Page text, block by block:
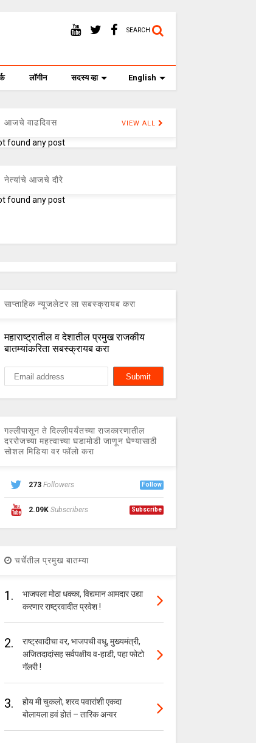
SEARCH
लॉगीन सदस्य व्हा English
आजचे वाढदिवस VIEW ALL
found any post
नेत्यांचे आजचे दौरे
found any post
साप्ताहिक न्यूजलेटर ला सबस्क्रायब करा
महाराष्ट्रातील व देशातील प्रमुख राजकीय
बातम्यांकरिता सबस्क्रायब करा
गल्लीपासून ते दिल्लीपर्यंतच्या राजकारणातील
दररोजच्या महत्वाच्या घडामोडी जाणून घेण्यासाठी
सोशल मिडिया वर फॉलो करा
273 Followers Follow
2.09K Subscribers Subscribe
चर्चेतील प्रमुख बातम्या
1.
भाजपला मोठा धक्का, विद्यमान आमदार उद्या
करणार राष्ट्रवादीत प्रवेश !
2.
राष्ट्रवादीचा वर, भाजपची वधू, मुख्यमंत्री,
अजितदादांसह सर्वपक्षीय व-हाडी, पहा फोटो
गॅलरी !
3.
होय मी चुकलो, शरद पवारांशी एकदा
बोलायला हवं होतं – तारिक अन्वर